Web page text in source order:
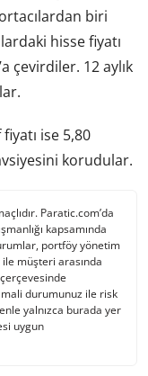
biri
hisse fiyatı
çevirdiler. 12 aylık
ise 5,80
korudular.
Paratic.com’da
kapsamında
portföy yönetim
müşteri arasında
durumunuz ile risk
yalnızca burada yer
uygun